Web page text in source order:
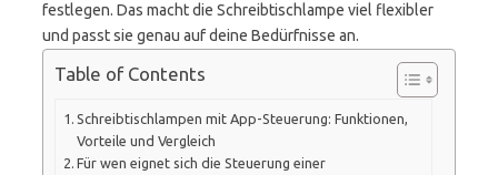
festlegen. Das macht die Schreibtischlampe viel flexibler
und passt sie genau auf deine Bedürfnisse an.
Table of Contents
Schreibtischlampen mit App-Steuerung: Funktionen,
Vorteile und Vergleich
Für wen eignet sich die Steuerung einer